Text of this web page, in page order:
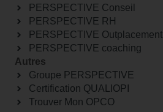
PERSPECTIVE Conseil
PERSPECTIVE RH
PERSPECTIVE Outplacement
PERSPECTIVE coaching
Autres
Groupe PERSPECTIVE
Certification QUALIOPI
Trouver Mon OPCO